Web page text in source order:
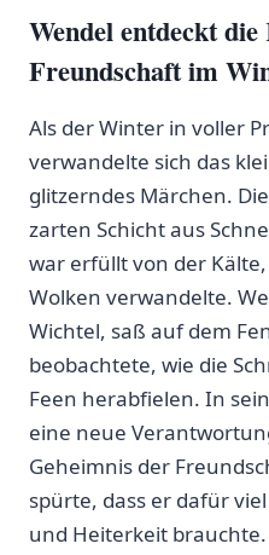
Wendel entdeckt
Freundschaft ‍im
Als der Winter in voller
verwandelte sich das
glitzerndes ​Märchen.
zarten ⁤Schicht​ aus
war erfüllt von der
Wolken verwandelte.
Wichtel, saß auf dem
beobachtete, wie die
Feen herabfielen. In
eine neue
Geheimnis der‍
spürte, ⁢dass er dafür
und Heiterkeit brauchte.